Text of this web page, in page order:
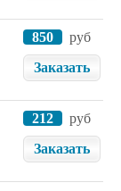
850
руб
Заказать
212
руб
Заказать